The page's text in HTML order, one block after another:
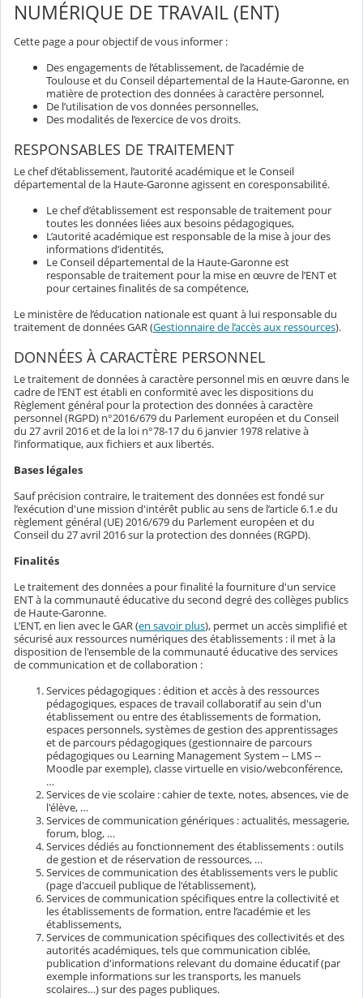
NUMÉRIQUE DE TRAVAIL (ENT)
Cette page a pour objectif de vous informer :
Des engagements de l’établissement, de l’académie de
Toulouse et du Conseil départemental de la Haute-Garonne, en
matière de protection des données à caractère personnel,
De l’utilisation de vos données personnelles,
Des modalités de l’exercice de vos droits.
RESPONSABLES DE TRAITEMENT
Le chef d’établissement, l’autorité académique et le Conseil
départemental de la Haute-Garonne agissent en coresponsabilité.
Le chef d’établissement est responsable de traitement pour
toutes les données liées aux besoins pédagogiques,
L’autorité académique est responsable de la mise à jour des
informations d’identités,
Le Conseil départemental de la Haute-Garonne est
responsable de traitement pour la mise en œuvre de l’ENT et
pour certaines finalités de sa compétence,
Le ministère de l’éducation nationale est quant à lui responsable du
traitement de données GAR (Gestionnaire de l’accès aux ressources).
DONNÉES À CARACTÈRE PERSONNEL
Le traitement de données à caractère personnel mis en œuvre dans le
cadre de l’ENT est établi en conformité avec les dispositions du
Règlement général pour la protection des données à caractère
personnel (RGPD) n°2016/679 du Parlement européen et du Conseil
du 27 avril 2016 et de la loi n°78-17 du 6 janvier 1978 relative à
l’informatique, aux fichiers et aux libertés.
Bases légales
Sauf précision contraire, le traitement des données est fondé sur
l’exécution d'une mission d'intérêt public au sens de l’article 6.1.e du
règlement général (UE) 2016/679 du Parlement européen et du
Conseil du 27 avril 2016 sur la protection des données (RGPD).
Finalités
Le traitement des données a pour finalité la fourniture d'un service
ENT à la communauté éducative du second degré des collèges publics
de Haute-Garonne.
L’ENT, en lien avec le GAR (en savoir plus), permet un accès simplifié et
sécurisé aux ressources numériques des établissements : il met à la
disposition de l'ensemble de la communauté éducative des services
de communication et de collaboration :
Services pédagogiques : édition et accès à des ressources
pédagogiques, espaces de travail collaboratif au sein d'un
établissement ou entre des établissements de formation,
espaces personnels, systèmes de gestion des apprentissages
et de parcours pédagogiques (gestionnaire de parcours
pédagogiques ou Learning Management System -- LMS --
Moodle par exemple), classe virtuelle en visio/webconférence,
…
Services de vie scolaire : cahier de texte, notes, absences, vie de
l'élève, …
Services de communication génériques : actualités, messagerie,
forum, blog, …
Services dédiés au fonctionnement des établissements : outils
de gestion et de réservation de ressources, …
Services de communication des établissements vers le public
(page d'accueil publique de l'établissement),
Services de communication spécifiques entre la collectivité et
les établissements de formation, entre l’académie et les
établissements,
Services de communication spécifiques des collectivités et des
autorités académiques, tels que communication ciblée,
publication d'informations relevant du domaine éducatif (par
exemple informations sur les transports, les manuels
scolaires…) sur des pages publiques.